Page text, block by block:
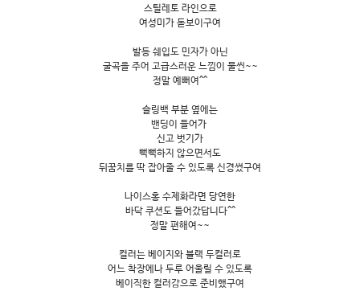
스틸레토 라인으로
여성미가 돋보이구여
발등 쉐입도 민자가 아닌
굴곡을 주어 고급스러운 느낌이 물씬~~
정말 예뻐여^^
슬링백 부분 옆에는
밴딩이 들어가
신고 벗기가
뻑뻑하지 않으면서도
뒤꿈치를 딱 잡아줄 수 있도록 신경썼구여
나이스홍 수제화라면 당연한
바닥 쿠션도 들어갔답니다^^
정말 편해여~~
컬러는 베이지와 블랙 두컬러로
어느 착장에나 두루 어울릴 수 있도록
베이직한 컬러감으로 준비했구여